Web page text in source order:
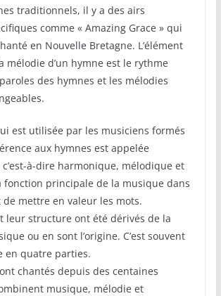
traditionnels, il y a des airs
comme « Amazing Grace » qui
en Nouvelle Bretagne. L’élément
mélodie d’un hymne est le rythme
des hymnes et les mélodies
est utilisée par les musiciens formés
aux hymnes est appelée
c’est-à-dire harmonique, mélodique et
fonction principale de la musique dans
de mettre en valeur les mots.
leur structure ont été dérivés de la
ou en sont l’origine. C’est souvent
en quatre parties.
chantés depuis des centaines
musique, mélodie et